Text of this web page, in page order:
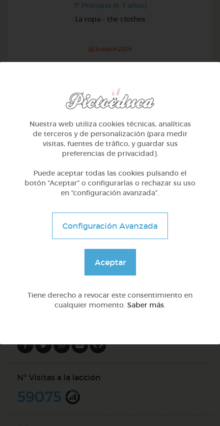
1º Primaria (6-7 años)
La ropa - the clothes
@Joaquin2204
Otros
Sílabas trabadas
DOCS (5)
Nº Visitas a la lección
59075
Nuestra web utiliza cookies técnicas, analíticas
de terceros y de personalización (para medir
visitas, fuentes de tráfico, y guardar sus
preferencias de privacidad).
Puede aceptar todas las cookies pulsando el
botón “Aceptar” o configurarlas o rechazar su uso
en “configuración avanzada”.
Configuración Avanzada
Aceptar
Tiene derecho a revocar este consentimiento en
cualquier momento. Saber más.